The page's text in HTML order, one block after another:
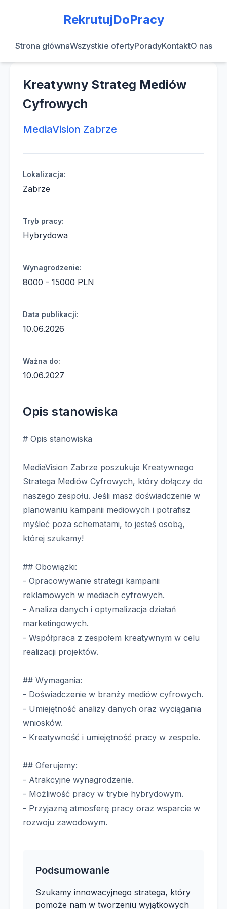
RekrutujDoPracy
Strona głównaWszystkie ofertyPoradyKontaktO nas
Kreatywny Strateg Mediów
Cyfrowych
MediaVision Zabrze
Lokalizacja:
Zabrze
Tryb pracy:
Hybrydowa
Wynagrodzenie:
8000 - 15000 PLN
Data publikacji:
10.06.2026
Ważna do:
10.06.2027
Opis stanowiska
# Opis stanowiska
MediaVision Zabrze poszukuje Kreatywnego
Stratega Mediów Cyfrowych, który dołączy do
naszego zespołu. Jeśli masz doświadczenie w
planowaniu kampanii mediowych i potrafisz
myśleć poza schematami, to jesteś osobą,
której szukamy!
## Obowiązki:
- Opracowywanie strategii kampanii
reklamowych w mediach cyfrowych.
- Analiza danych i optymalizacja działań
marketingowych.
- Współpraca z zespołem kreatywnym w celu
realizacji projektów.
## Wymagania:
- Doświadczenie w branży mediów cyfrowych.
- Umiejętność analizy danych oraz wyciągania
wniosków.
- Kreatywność i umiejętność pracy w zespole.
## Oferujemy:
- Atrakcyjne wynagrodzenie.
- Możliwość pracy w trybie hybrydowym.
- Przyjazną atmosferę pracy oraz wsparcie w
rozwoju zawodowym.
Podsumowanie
Szukamy innowacyjnego stratega, który
pomoże nam w tworzeniu wyjątkowych